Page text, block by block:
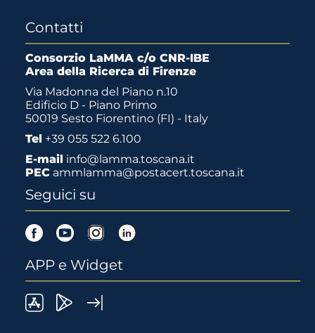
Contatti
Consorzio LaMMA c/o CNR-IBE
Area della Ricerca di Firenze
Via Madonna del Piano n.10
Edificio D - Piano Primo
50019 Sesto Fiorentino (FI) - Italy
Tel +39 055 522 6.100
E-mail info@lamma.toscana.it
PEC ammlamma@postacert.toscana.it
Seguici su
FacebookYoutubeInstagram
APP e Widget
LaMMALamma